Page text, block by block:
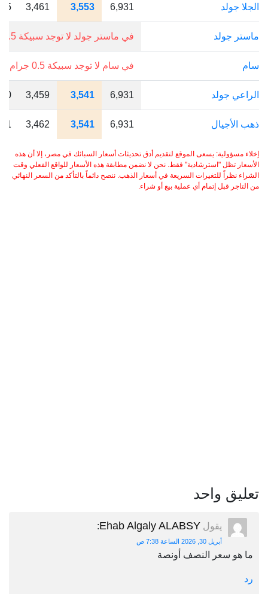
الجلا جولد 6,931
3,553
3,461
ماستر جولد في ماستر جولد لا توجد سبيكة 0.5 جرام.
سام في سام لا توجد سبيكة 0.5 جرام.
الراعي جولد 6,931
3,541
3,459
ذهب الأجيال 6,931
3,541
3,462
إخلاء مسؤولية: يسعى الموقع لتقديم أدق تحديثات أسعار السبائك في مصر، إلا أن هذه
الأسعار تظل "استرشادية" فقط. نحن لا نضمن مطابقة هذه الأسعار للواقع الفعلي وقت
الشراء نظراً للتغيرات السريعة في أسعار الذهب. ننصح دائماً بالتأكد من السعر النهائي
من التاجر قبل إتمام أي عملية بيع أو شراء.
تعليق واحد
يقول Ehab Algaly ALABSY
:
أبريل 30, 2026 الساعة 7:38 ص
ما هو سعر النصف أونصة
رد